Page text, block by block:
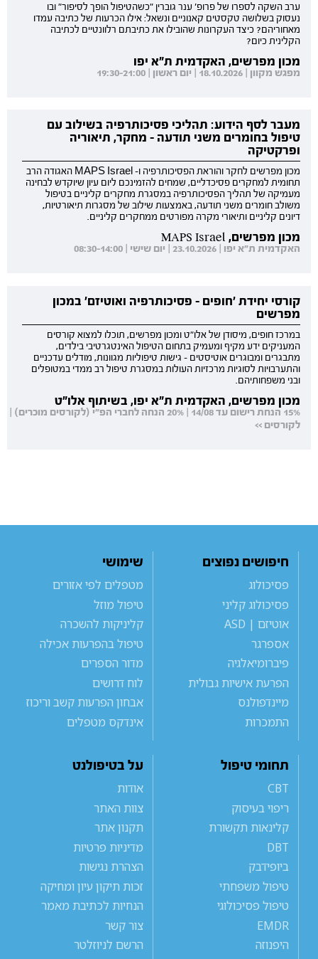
ערב השקה לספרו של פרופ' ענר גוברין "כשהטיפול הופך לסיפור" ובו
נעסוק בשלושה טקסטים קאנוניים ונשאל: אילו הכרעות של כתיבה עמדו
מאחוריהם? כיצד העקרונות שהובילו את כתיבתם רלוונטיים לכתיבה
הקלינית כיום?
מכון מפרשים, האקדמית ת"א יפו
מפגש מקוון | 18.10.2026 | יום ראשון | 19:30-21:00
מעבר לסף הידוע: תהליכי פסיכותרפיה בשילוב עם
טיפול בחומרים משני תודעה - מחקר, תיאוריה
ופרקטיקה
מכון מפרשים לחקר והוראת הפסיכותרפיה ו- MAPS Israel האגודה הרב
תחומית למחקרים פסיכדליים, שמחים להזמינכם ליום עיון שיוקדש לבחינה
מעמיקה של תהליך הפסיכותרפיה במסגרת מחקרים קליניים בטיפול
משולב חומרים משני תודעה, באמצעות שילוב של מסגרות תיאורטיות,
דיונים קליניים ותיאורי מקרה מפורטים ממחקרים קליניים.
מכון מפרשים, MAPS Israel
האקדמית ת"א יפו | 23.10.2026 | יום שישי | 08:30-14:00
קורסי יחידת 'חופים - פסיכותרפיה ואוטיזם' במכון
מפרשים
במרכז חופים, מיסודן של אלו"ט ומכון מפרשים, תוכלו למצוא קורסים
המעניקים ידע מקיף ומעמיק בתחום הטיפול האינטגרטיבי בילדים,
מתבגרים ומבוגרים אוטיסטים - גישות טיפוליות מגוונות, מודלים עדכניים
והתערבויות לסוגיות מרכזיות העולות במסגרת טיפול רב ממדי במטופלים
ובני משפחותיהם.
מכון מפרשים, האקדמית ת"א יפו, בשיתוף אלו"ט
15% הנחת רישום עד 14/08 | 20% הנחה לחברי הפ"י (לקורסים מוכרים) |
לקורסים >>
חיפושים נפוצים
פסיכולוג
פסיכולוג קליני
אוטיזם | ASD
אספרגר
פיברומיאלגיה
הפרעת אישיות גבולית
מיינדפולנס
התמכרות
שימושי
מטפלים לפי אזורים
טיפול מוזל
קליניקות להשכרה
טיפול בהפרעות אכילה
מדור הספרים
לוח דרושים
אבחון הפרעות קשב וריכוז
אינדקס מטפלים
תחומי טיפול
CBT
ריפוי בעיסוק
קלינאות תקשורת
DBT
ביופידבק
טיפול משפחתי
טיפול פסיכולוגי
EMDR
היפנוזה
על בטיפולנט
אודות
צוות האתר
תקנון אתר
מדיניות פרטיות
הצהרת נגישות
זכות תיקון עיון ומחיקה
הנחיות לכתיבת מאמר
צור קשר
הרשם לניוזלטר